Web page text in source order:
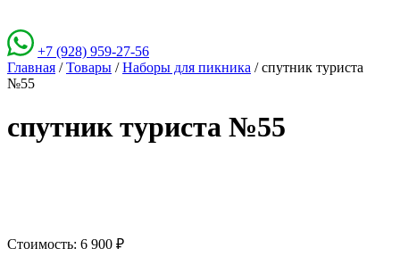
+7 (928) 959-27-56
Главная / Товары / Наборы для пикника / спутник туриста
№55
спутник туриста №55
Стоимость: 6 900 ₽